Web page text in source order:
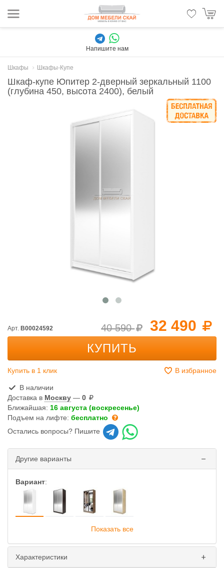
Напишите нам
Шкафы Шкафы-Купе
Шкаф-купе Юпитер 2-дверный зеркальный 1100
(глубина 450, высота 2400), белый
32 490
40 590
Арт. B00024592
КУПИТЬ
Купить в 1 клик В избранное
В наличии
Доставка в Москву — 0
Ближайшая: 16 августа (воскресенье)
Подъем на лифте: бесплатно
Остались вопросы? Пишите
Другие варианты
Вариант:
45 см 60 см
Показать все
Характеристики